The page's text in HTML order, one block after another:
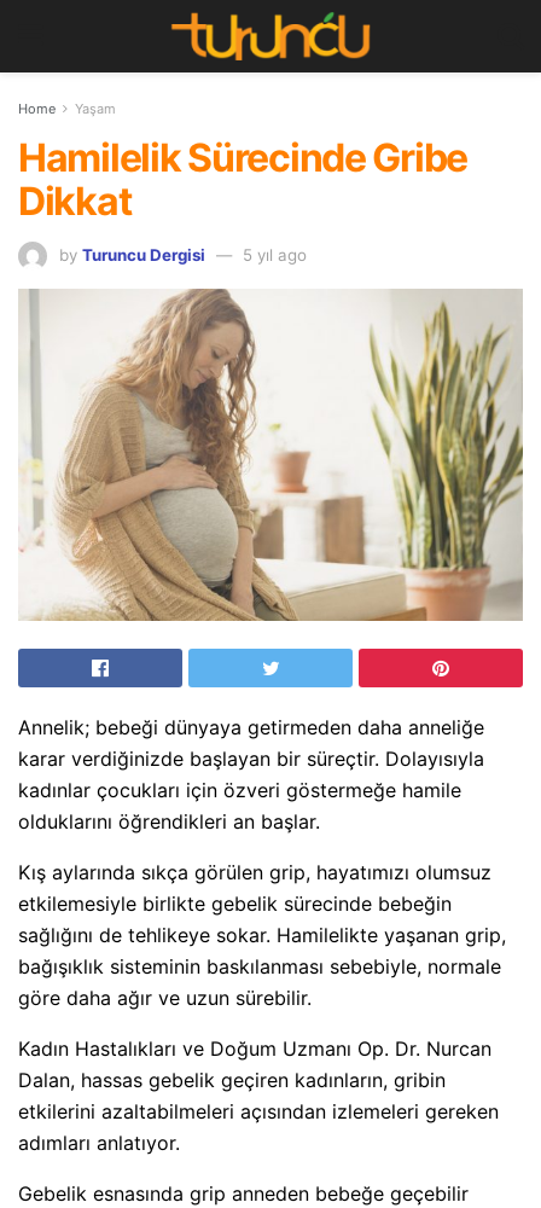
Home Yaşam
Hamilelik Sürecinde Gribe
Dikkat
by Turuncu Dergisi 5 yıl ago
Annelik; bebeği dünyaya getirmeden daha anneliğe
karar verdiğinizde başlayan bir süreçtir. Dolayısıyla
kadınlar çocukları için özveri göstermeğe hamile
olduklarını öğrendikleri an başlar.
Kış aylarında sıkça görülen grip, hayatımızı olumsuz
etkilemesiyle birlikte gebelik sürecinde bebeğin
sağlığını de tehlikeye sokar. Hamilelikte yaşanan grip,
bağışıklık sisteminin baskılanması sebebiyle, normale
göre daha ağır ve uzun sürebilir.
Kadın Hastalıkları ve Doğum Uzmanı Op. Dr. Nurcan
Dalan, hassas gebelik geçiren kadınların, gribin
etkilerini azaltabilmeleri açısından izlemeleri gereken
adımları anlatıyor.
Gebelik esnasında grip anneden bebeğe geçebilir